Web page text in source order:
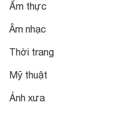
Ẩm thực
Âm nhạc
Thời trang
Mỹ thuật
Ảnh xưa